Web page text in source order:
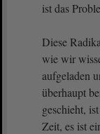
ist das
Diese
wie wir
aufgeladen
überhaupt
geschieht,
Zeit, es ist